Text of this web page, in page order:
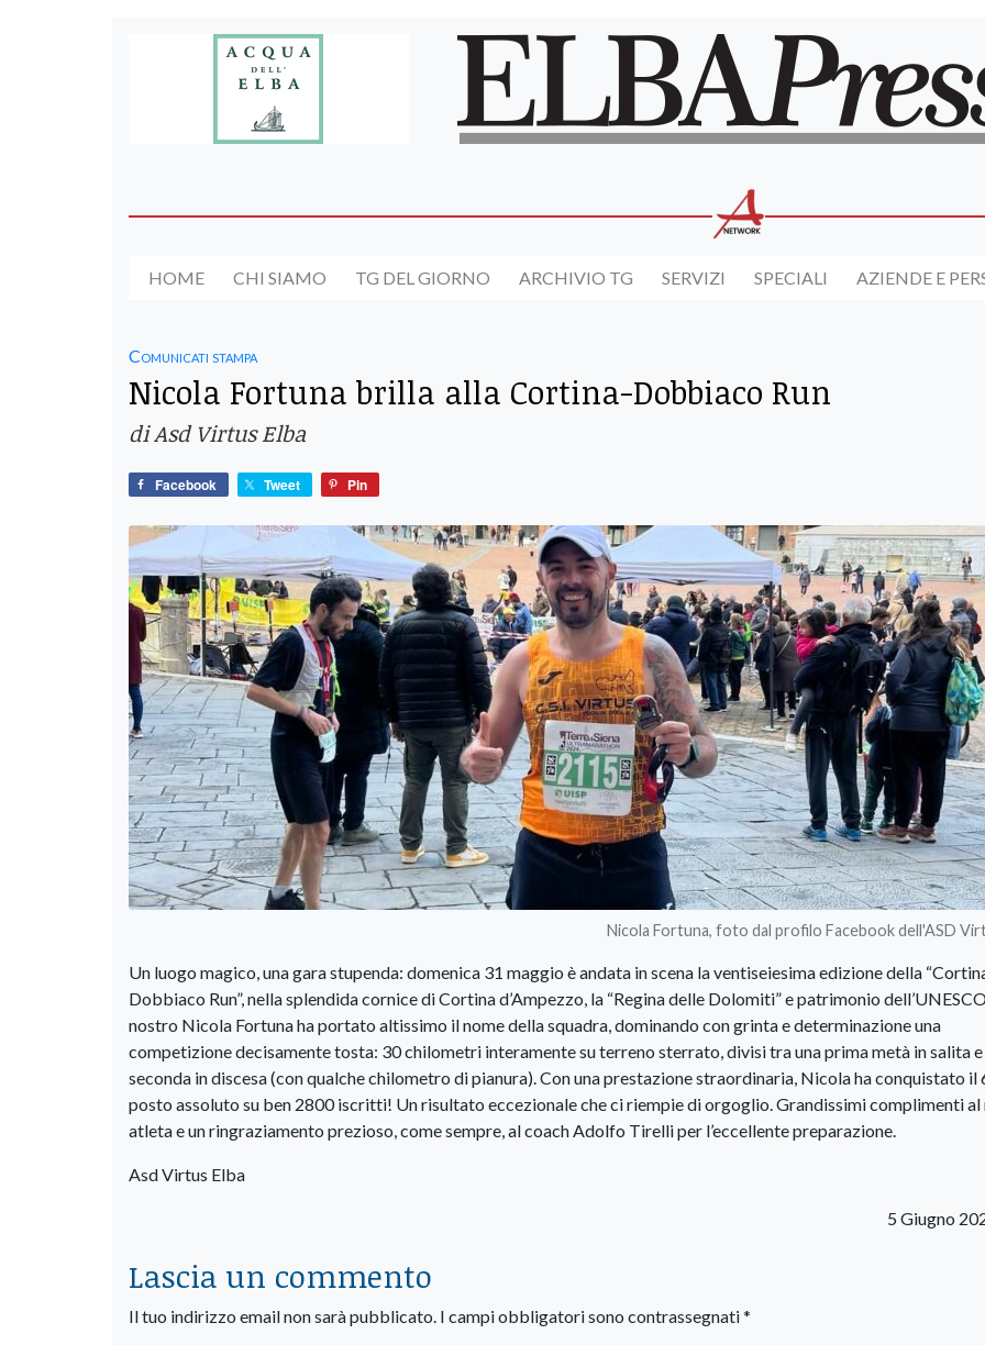
HOME CHI SIAMO TG DEL GIORNO ARCHIVIO TG SERVIZI SPECIALI AZIENDE E
Comunicati stampa
Nicola Fortuna brilla alla Cortina-Dobbiaco Run
di Asd Virtus Elba
Facebook Tweet Pin
Nicola Fortuna, foto dal profilo Facebook dell'ASD
Un luogo magico, una gara stupenda: domenica 31 maggio è andata in scena la ventiseiesima edizione della
Dobbiaco Run”, nella splendida cornice di Cortina d’Ampezzo, la “Regina delle Dolomiti” e patrimonio
nostro Nicola Fortuna ha portato altissimo il nome della squadra, dominando con grinta e determinazione una
competizione decisamente tosta: 30 chilometri interamente su terreno sterrato, divisi tra una prima metà in salita e
seconda in discesa (con qualche chilometro di pianura). Con una prestazione straordinaria, Nicola ha conquistato il
posto assoluto su ben 2800 iscritti! Un risultato eccezionale che ci riempie di orgoglio. Grandissimi complimenti
atleta e un ringraziamento prezioso, come sempre, al coach Adolfo Tirelli per l’eccellente preparazione.
Asd Virtus Elba
5 Giugno
Lascia un commento
Il tuo indirizzo email non sarà pubblicato. I campi obbligatori sono contrassegnati*